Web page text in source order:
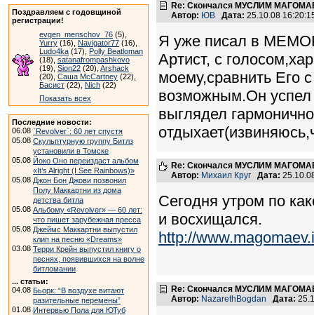
Поздравляем с годовщиной
регистрации!
evgen_menschov_76 (5),
Yurry (16), Navigator77 (16),
Ludo4ka (17), Polly Beatloman
(18), satanafrompashkovo
(19), Sion22 (20), Arshack
(20), Саша McCartney (22),
Басист (22), Nich (22)
Показать всех
Последние новости:
06.08 `Revolver`: 60 лет спустя
05.08 Скульптурную группу Битлз
установили в Томске
05.08 Йоко Оно переиздаст альбом
«It’s Alright (I See Rainbows)»
05.08 Джон Бон Джови позвонил
Полу Маккартни из дома
детства битла
05.08 Альбому «Revolver» — 60 лет:
что пишет зарубежная пресса
05.08 Джеймс Маккартни выпустил
клип на песню «Dreams»
03.08 Терри Крейн выпустил книгу о
песнях, появившихся на волне
битломании
... статьи:
04.08 Бьорк: “В воздухе витают
разительные перемены”
01.08 Интервью Пола для ЮТуб
Re: Скончался МУСЛИМ
Автор: ЮВ Дата: 25.10.08
Я уже писал в
Артист, с
моему,сравнить Его
возможным.Он успел
выглядел
Re: Скончался МУСЛИМ
Автор: Михаил Круг Дата:
Сегодня утром по
и восхищался.
http://
Re: Скончался МУСЛИМ
Автор: NazarethBogdan Дата: